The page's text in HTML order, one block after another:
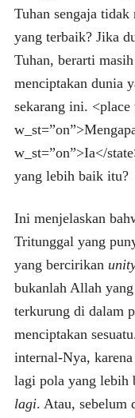
Tuhan sengaja
yang terbaik? Jika
Tuhan, berarti
menciptakan dunia
sekarang ini.
w_st=”on”>Ia</
yang lebih baik itu?
Ini menjelaskan
Tritunggal yang
yang bercirikan
bukanlah Allah
terkurung di dalam
menciptakan
internal-Nya,
lagi pola yang lebih
lagi. Atau, sebelum